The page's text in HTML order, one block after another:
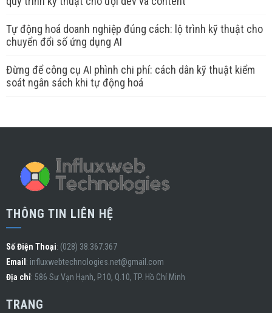
Tự động hoá doanh nghiệp đúng cách: lộ trình kỹ thuật cho
chuyển đổi số ứng dụng AI
Đừng để công cụ AI phình chi phí: cách dân kỹ thuật kiểm
soát ngân sách khi tự động hoá
THÔNG TIN LIÊN HỆ
Số Điện Thoại: (028) 38.367.367
Email : influxwebtechnologies.net@gmail.com
Địa chỉ: 586 Sư Vạn Hạnh, P.10, Q.10, TP. Hồ Chí Minh
TRANG